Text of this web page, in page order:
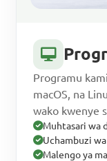
Programu
macOS, na
wako kwenye
Muhtasari wa
Uchambuzi
Malengo ya